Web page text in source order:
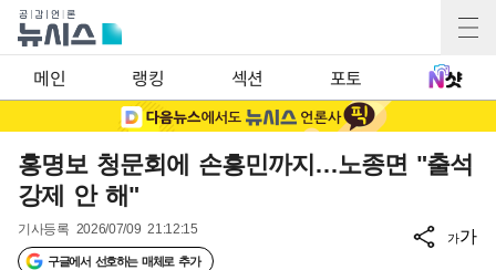
메인 랭킹 섹션 포토
홍명보 청문회에 손흥민까지…노종면 "출석
강제 안 해"
기사등록 2026/07/09 21:12:15
구글에서 선호하는 매체로 추가
가가